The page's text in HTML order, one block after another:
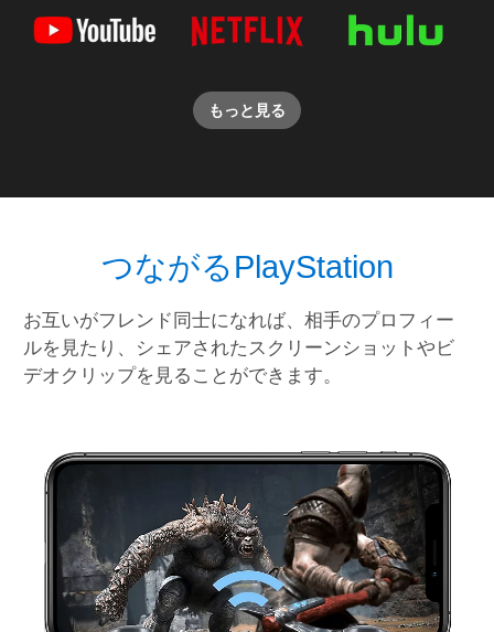
もっと見る
つながるPlayStation
お互いがフレンド同士になれば、相手のプロフィー
ルを見たり、シェアされたスクリーンショットやビ
デオクリップを見ることができます。